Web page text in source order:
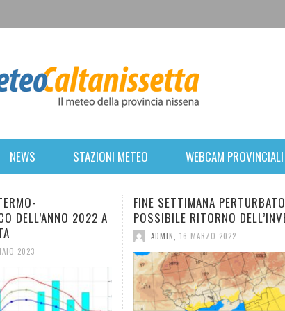
NEWS STAZIONI METEO WEBCAM PROVINCIALI
PERTURBATO. POI
DELL’INVERNO.
2022
BREVE PARENTESI INVERNALE:
FORTE VENTO E CALO
MERCOLEDÌ, RIPRESA
ANTICICLONICA.
ADMIN, 31 GENNAIO 2022